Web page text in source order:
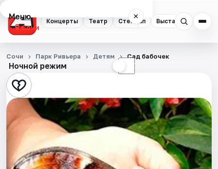
Концерты Театр Стендап Выставки
Меню ×
Сочи
Концерты
Театр
Стендап
Выставки
Квесты
Экскурсии
Ночной режим ☾
Сочи Парк Ривьера Детям Сад бабочек